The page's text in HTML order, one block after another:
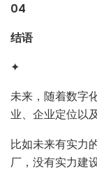
04
结语
✦
未来，随着数字
业、企业定位以
比如未来有实力
厂，没有实力建